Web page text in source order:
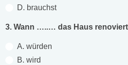
D. brauchst
3. Wann …..… das Haus
A. würden
B. wird